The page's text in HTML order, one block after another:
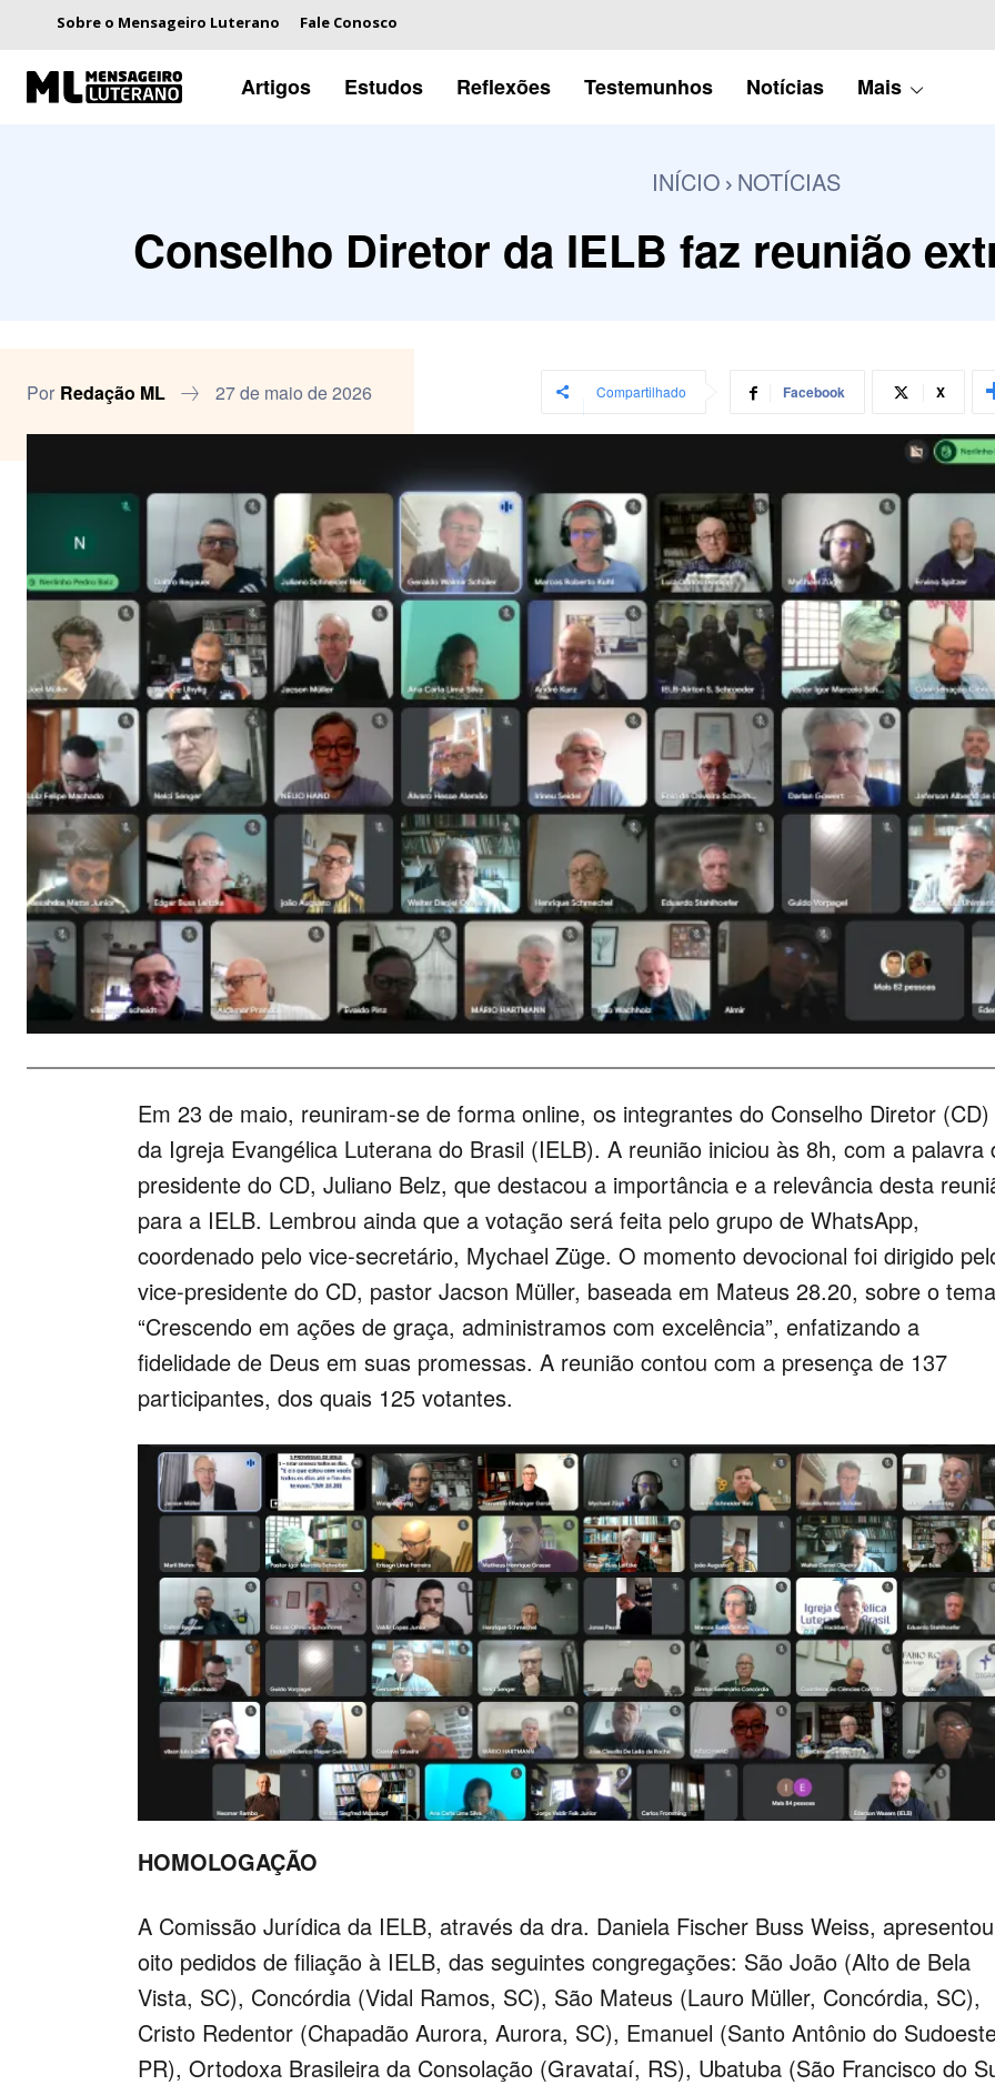
Sobre o Mensageiro Luterano Fale Conosco
Artigos Estudos Reflexões Testemunhos Notícias Mais
INÍCIO NOTÍCIAS
Conselho Diretor da IELB faz reunião
Por Redação ML 27 de maio de 2026 Compartilhado Facebook X
Em 23 de maio, reuniram-se de forma online, os integrantes do Conselho Diretor (CD)
da Igreja Evangélica Luterana do Brasil (IELB). A reunião iniciou às 8h, com a palavra
presidente do CD, Juliano Belz, que destacou a importância e a relevância desta
para a IELB. Lembrou ainda que a votação será feita pelo grupo de WhatsApp,
coordenado pelo vice-secretário, Mychael Züge. O momento devocional foi dirigido
vice-presidente do CD, pastor Jacson Müller, baseada em Mateus 28.20, sobre o tema
“Crescendo em ações de graça, administramos com excelência”, enfatizando a
fidelidade de Deus em suas promessas. A reunião contou com a presença de 137
participantes, dos quais 125 votantes.
HOMOLOGAÇÃO
A Comissão Jurídica da IELB, através da dra. Daniela Fischer Buss Weiss, apresentou
oito pedidos de filiação à IELB, das seguintes congregações: São João (Alto de Bela
Vista, SC), Concórdia (Vidal Ramos, SC), São Mateus (Lauro Müller, Concórdia, SC),
Cristo Redentor (Chapadão Aurora, Aurora, SC), Emanuel (Santo Antônio do
PR), Ortodoxa Brasileira da Consolação (Gravataí, RS), Ubatuba (São Francisco do